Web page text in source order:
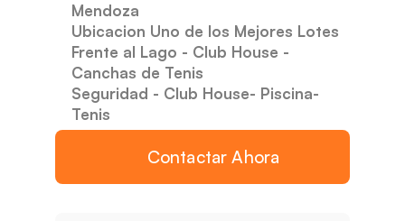
Contactar Ahora
Mendoza
Ubicacion Uno de los Mejores Lotes
Frente al Lago - Club House -
Canchas de Tenis
Seguridad - Club House- Piscina-
Tenis